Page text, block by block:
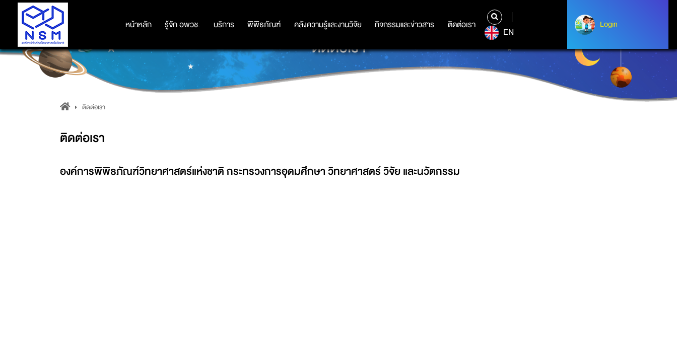
หน้าหลัก รู้จัก อพวช. บริการ พิพิธภัณฑ์ คลังความรู้และงานวิจัย กิจกรรมและข่าวสาร ติดต่อเรา
หน้าหลัก รู้จัก อพวช. บริการ พิพิธภัณฑ์ คลังความรู้และงานวิจัย กิจกรรมและข่าวสาร ติดต่อเรา
EN
Login
Albert Einstein
ติดต่อเรา
ติดต่อเรา
ติดต่อเรา
องค์การพิพิธภัณฑ์วิทยาศาสตร์แห่งชาติ กระทรวงการอุดมศึกษา วิทยาศาสตร์ วิจัย และนวัตกรรม